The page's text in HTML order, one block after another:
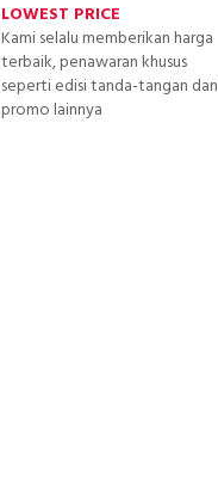
LOWEST PRICE
Kami selalu memberikan harga
terbaik, penawaran khusus
seperti edisi tanda-tangan dan
promo lainnya